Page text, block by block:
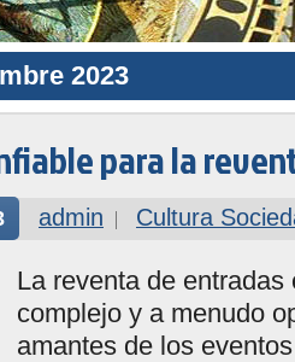
2023
para la
admin Cultura
La reventa de entradas
complejo y a menudo
amantes de los